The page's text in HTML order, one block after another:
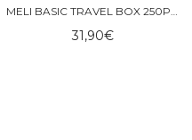
MELI BASIC TRAVEL BOX 250PCS – MELI
31,90€